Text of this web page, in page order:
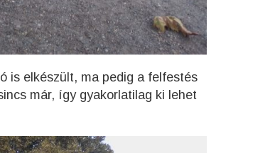
is elkészült, ma pedig a felfestés
már, így gyakorlatilag ki lehet